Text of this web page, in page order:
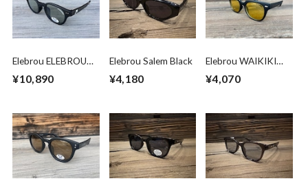
Elebrou ELEBROU
BLACK POLARIZED
¥10,890
Elebrou Salem Black
¥4,180
Elebrou WAIKIKI
¥4,070